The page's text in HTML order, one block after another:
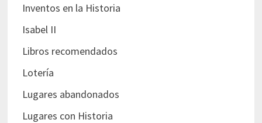
Inventos en la Historia
Isabel II
Libros recomendados
Lotería
Lugares abandonados
Lugares con Historia